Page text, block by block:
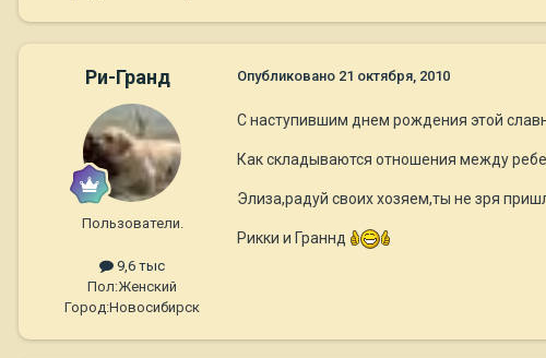
Ри-Гранд
Пользователи.
9,6 тыс
Пол:Женский
Город:Новосибирск
Опубликовано 21 октября, 2010
С наступившим днем рождения этой
Как складываются отношения между
Элиза,радуй своих хозяем,ты не зря
Рикки и Граннд